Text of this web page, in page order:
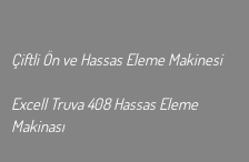
Çiftli Ön ve Hassas Eleme Makinesi
Excell Truva 408 Hassas Eleme
Makinası